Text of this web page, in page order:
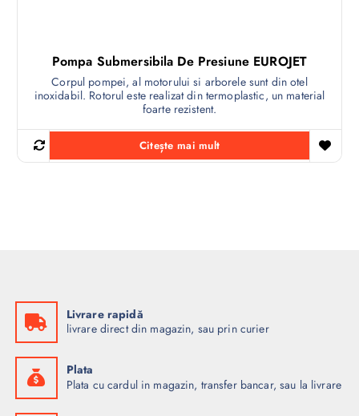
Pompa Submersibila De Presiune EUROJET
Corpul pompei, al motorului si arborele sunt din otel
inoxidabil. Rotorul este realizat din termoplastic, un material
foarte rezistent.
Citește mai mult
Livrare rapidă
livrare direct din magazin, sau prin curier
Plata
Plata cu cardul in magazin, transfer bancar, sau la livrare